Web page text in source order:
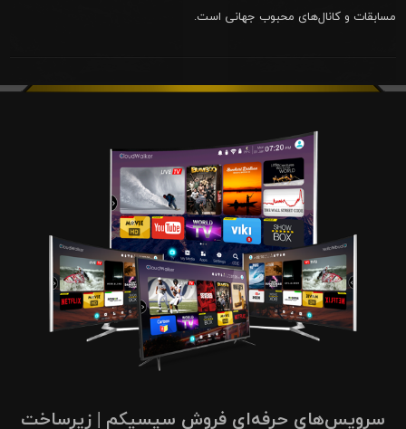
مسابقات و کانال‌های محبوب جهانی است.
سرویس‌های حرفه‌ای فروش سیسیکم | زیرساخت